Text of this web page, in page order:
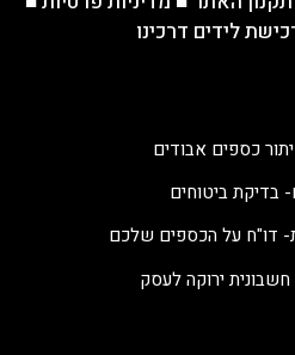
לידים דרכינו
כספים אבודים
בדיקת ביטוחים
דו"ח על הכספים שלכם
ירוקה לעסק